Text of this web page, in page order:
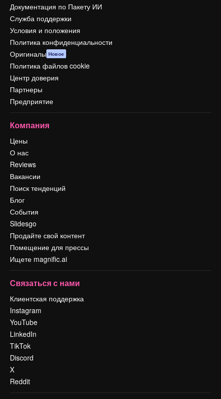
Документация по Пакету ИИ
Служба поддержки
Условия и положения
Политика конфиденциальности
Оригиналы Новое
Политика файлов cookie
Центр доверия
Партнеры
Предприятие
Компания
Цены
О нас
Reviews
Вакансии
Поиск тенденций
Блог
События
Slidesgo
Продайте свой контент
Помещение для прессы
Ищете magnific.ai
Связаться с нами
Клиентская поддержка
Instagram
YouTube
LinkedIn
TikTok
Discord
X
Reddit